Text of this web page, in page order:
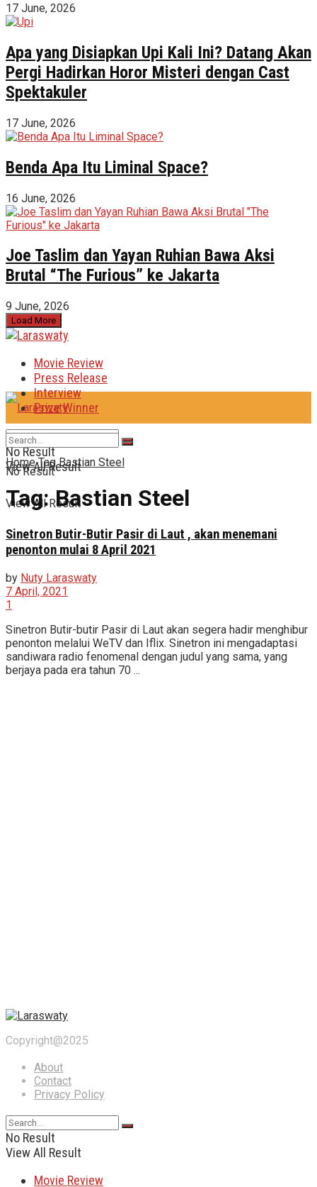
17 June, 2026
Apa yang Disiapkan Upi Kali Ini? Datang Akan
Pergi Hadirkan Horor Misteri dengan Cast
Spektakuler
17 June, 2026
Benda Apa Itu Liminal Space?
16 June, 2026
Joe Taslim dan Yayan Ruhian Bawa Aksi
Brutal “The Furious” ke Jakarta
9 June, 2026
Load More
Movie Review
Press Release
Interview
Prize Winner
No Result
View All Result
No Result
View All Result
Home Tag Bastian Steel
Tag:Bastian Steel
Sinetron Butir-Butir Pasir di Laut , akan menemani
penonton mulai 8 April 2021
by Nuty Laraswaty
7 April, 2021
1
Sinetron Butir-butir Pasir di Laut akan segera hadir menghibur
penonton melalui WeTV dan Iflix. Sinetron ini mengadaptasi
sandiwara radio fenomenal dengan judul yang sama, yang
berjaya pada era tahun 70 ...
Copyright@2025
About
Contact
Privacy Policy
No Result
View All Result
Movie Review